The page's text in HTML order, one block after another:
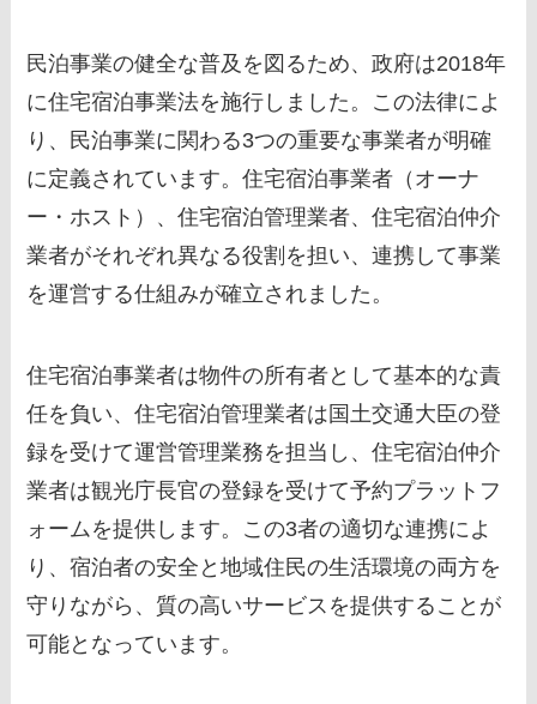
民泊事業の健全な普及を図るため、政府は2018年
に住宅宿泊事業法を施行しました。この法律によ
り、民泊事業に関わる3つの重要な事業者が明確
に定義されています。住宅宿泊事業者（オーナ
ー・ホスト）、住宅宿泊管理業者、住宅宿泊仲介
業者がそれぞれ異なる役割を担い、連携して事業
を運営する仕組みが確立されました。
住宅宿泊事業者は物件の所有者として基本的な責
任を負い、住宅宿泊管理業者は国土交通大臣の登
録を受けて運営管理業務を担当し、住宅宿泊仲介
業者は観光庁長官の登録を受けて予約プラットフ
ォームを提供します。この3者の適切な連携によ
り、宿泊者の安全と地域住民の生活環境の両方を
守りながら、質の高いサービスを提供することが
可能となっています。